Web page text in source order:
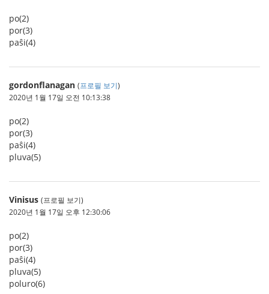
po(2)
por(3)
paŝi(4)
gordonflanagan (프로필 보기)
2020년 1월 17일 오전 10:13:38
po(2)
por(3)
paŝi(4)
pluva(5)
Vinisus (프로필 보기)
2020년 1월 17일 오후 12:30:06
po(2)
por(3)
paŝi(4)
pluva(5)
poluro(6)